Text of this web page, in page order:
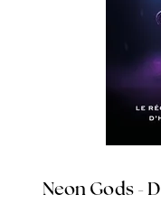
Neon Gods -